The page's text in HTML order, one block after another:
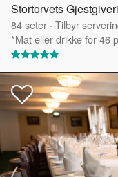
Stortorvets
84seter · Tilbyr
*Mat eller drikke for 46